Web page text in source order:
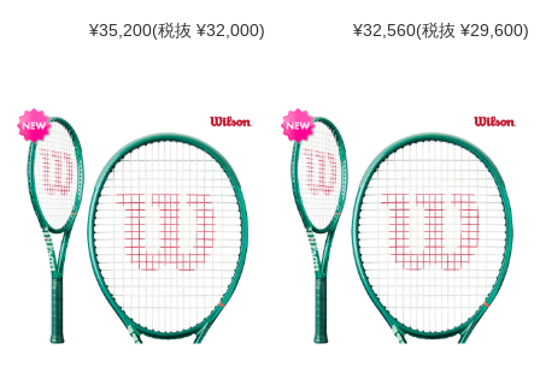
¥35,200(税抜 ¥32,000) ¥32,560(税抜 ¥29,600)